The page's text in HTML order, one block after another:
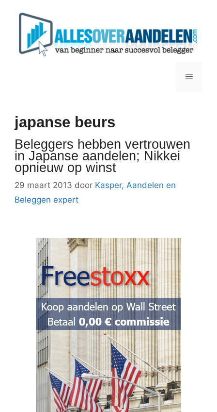
Menu
japanse beurs
Beleggers hebben vertrouwen
in Japanse aandelen; Nikkei
opnieuw op winst
29 maart 2013 door Kasper, Aandelen en
Beleggen expert